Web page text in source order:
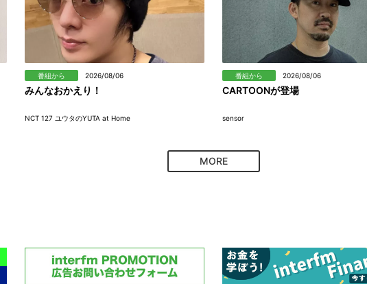
番組から 2026/08/06
みんなおかえり！
NCT 127 ユウタのYUTA at Home
番組から 2026/08/06
CARTOONが登場
sensor
MORE